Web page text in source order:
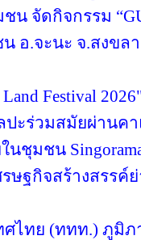
ชน จัดกิจกรรม
อ.จะนะ จ.สงข
Festival
ะร่วมสมัยผ่านคา
ชุมชน
ษฐกิจสร้างสรรค์
ศไทย (ททท.) ภูมิ